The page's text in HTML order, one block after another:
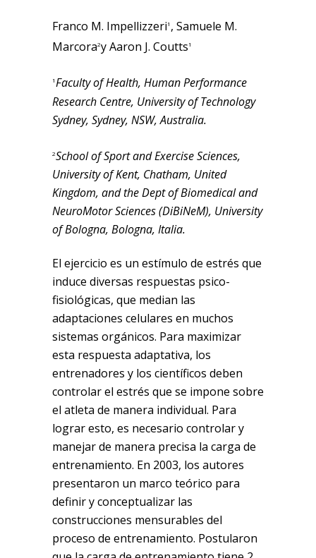
Franco M. Impellizzeri1 , Samuele M.
Marcora2y Aaron J. Coutts1
1Faculty of Health, Human Performance
Research Centre, University of Technology
Sydney, Sydney, NSW, Australia.
2School of Sport and Exercise Sciences,
University of Kent, Chatham, United
Kingdom, and the Dept of Biomedical and
NeuroMotor Sciences (DiBiNeM), University
of Bologna, Bologna, Italia.
El ejercicio es un estímulo de estrés que
induce diversas respuestas psico-
fisiológicas, que median las
adaptaciones celulares en muchos
sistemas orgánicos. Para maximizar
esta respuesta adaptativa, los
entrenadores y los científicos deben
controlar el estrés que se impone sobre
el atleta de manera individual. Para
lograr esto, es necesario controlar y
manejar de manera precisa la carga de
entrenamiento. En 2003, los autores
presentaron un marco teórico para
definir y conceptualizar las
construcciones mensurables del
proceso de entrenamiento. Postularon